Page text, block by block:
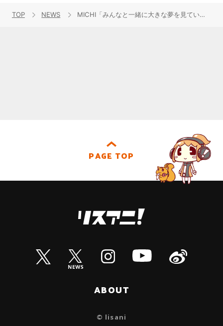
TOP NEWS MICHI「みんなと一緒に大きな夢を見ていきたい」初のワンマンライブ大成功！ 三森すずこやTRUE等からサプライズも！
PAGE TOP
ABOUT
© lisani